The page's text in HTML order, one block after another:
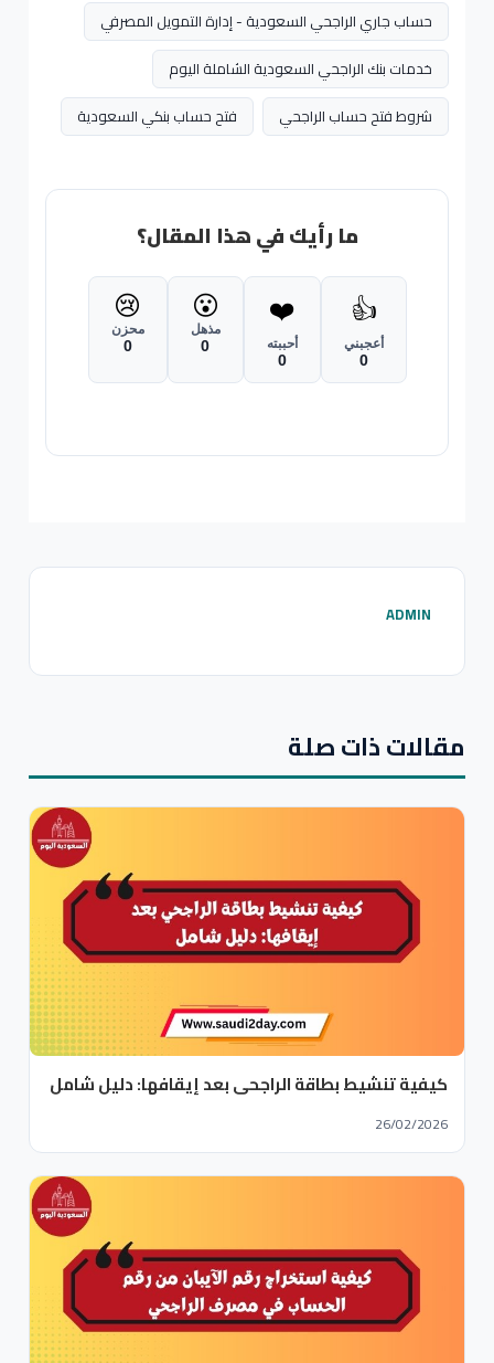
حساب جاري الراجحي السعودية - إدارة التمويل المصرفي
خدمات بنك الراجحي السعودية الشاملة اليوم
شروط فتح حساب الراجحي
فتح حساب بنكي السعودية
ما رأيك في هذا المقال؟
👍
أعجبني
0
❤️
أحببته
0
😮
مذهل
0
😢
محزن
0
ADMIN
مقالات ذات صلة
كيفية تنشيط بطاقة الراجحي بعد إيقافها: دليل شامل
26/02/2026